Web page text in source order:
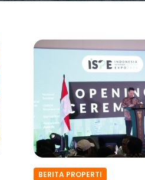
BERITA PROPERTI